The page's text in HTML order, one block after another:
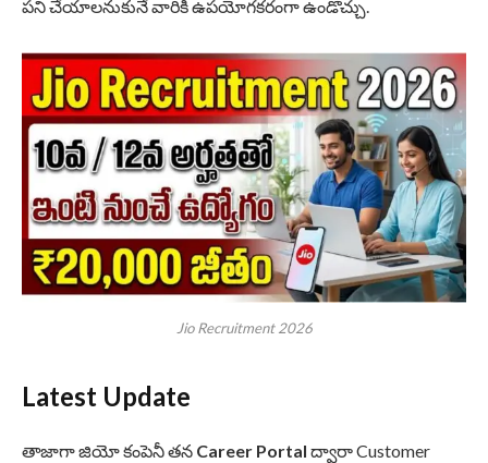
పని చేయాలనుకునే వారికి ఉపయోగకరంగా ఉండొచ్చు.
Jio Recruitment 2026
Latest Update
తాజాగా జియో కంపెనీ తన Career Portal ద్వారా Customer